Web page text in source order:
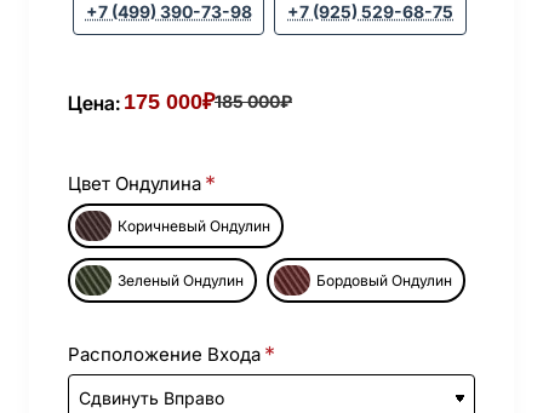
+7 (499) 390-73-98 +7 (925) 529-68-75
Цена: 175 000₽185 000₽
Цвет Ондулина
Коричневый Ондулин
Зеленый Ондулин Бордовый Ондулин
Расположение Входа